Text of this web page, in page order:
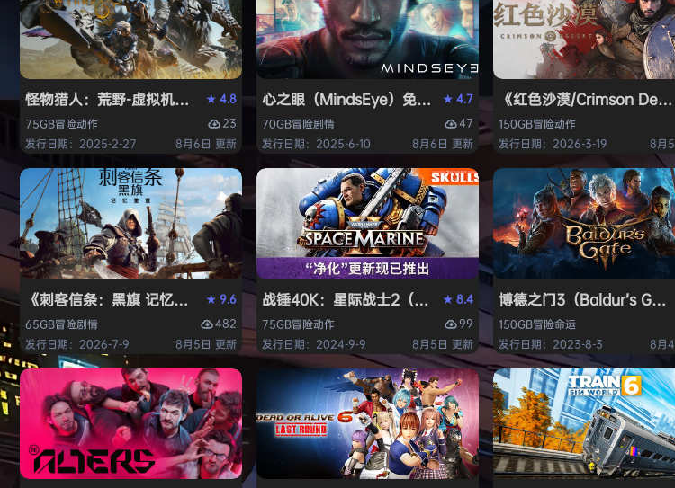
怪物猎人：荒野-虚拟机版（Monster Hunter Wilds HYPERVISOR）免安装中文版
★ 4.8
75GB冒险动作
23
发行日期：2025-2-27
8月6日 更新
心之眼（MindsEye）免安装中文版
★ 4.7
70GB冒险剧情
47
发行日期：2025-6-10
8月6日 更新
《红色沙漠/Crimson
150GB冒险动作
发行日期：2026-3-19
8月
《刺客信条：黑旗 记忆重置-虚拟机版/Assassin’s Creed Black Flag Resynced HYPERVISOR》免
★ 9.6
65GB冒险剧情
482
发行日期：2026-7-9
8月5日 更新
战锤40K：星际战士2（Warhammer 40,000: Space Marine
★ 8.4
75GB冒险动作
99
发行日期：2024-9-9
8月5日 更新
博德之门3（Baldur’s
150GB冒险命运
发行日期：2023-8-3
8月